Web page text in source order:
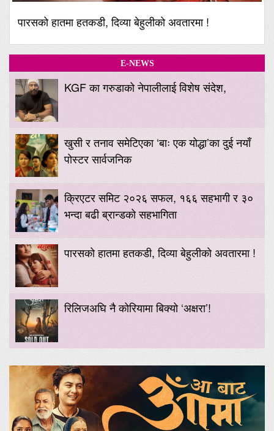
पारसको हातमा हतकडी, दिव्या बेहुलीको अवतारमा !
E-NEWS
KGF का गरुडाको नेपालीलाई विशेष संदेश,
खुसी र तनाव समेटिएका ‘बाः एक योद्धा’का दुई नयाँ
पोस्टर सार्वजनिक
क्रिएटर समिट २०२६ सफल, १६६ सहभागी र ३०
भन्दा बढी ब्रान्डको सहभागिता
पारसको हातमा हतकडी, दिव्या बेहुलीको अवतारमा !
रिलिजअघि नै कोरियामा बिक्यो ‘अक्षरा’!